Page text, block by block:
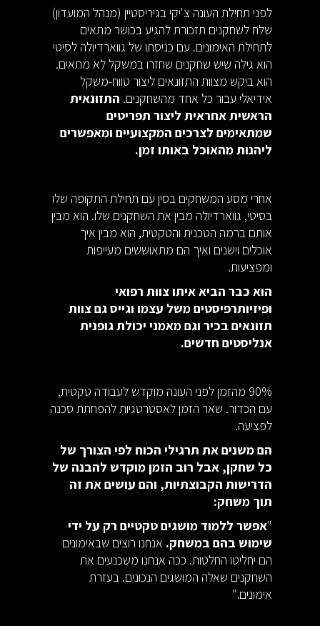
לפני תחילת העונה צ'יקי בגיריסטיין (מנהל המועדון)
שלח לשחקנים תזכורת להגיע בכושר מתאים
לתחילת האימונים. עם כניסתו של גווארדיולה לסיטי
הוא גילה שיש שחקנים שחזרו במשקל לא מתאים.
הוא ביקש מצוות התזונאים ליצור טווח-משקל
אידיאלי עבור כל אחד מהשחקנים. התזונאית
הראשית אחראית ליצור תפריטים
שמתאימים לצרכים המקצועיים ומאפשרים
ליהנות מהאוכל באותו זמן.
אחרי מסע המשחקים בסין עם תחילת התקופה שלו
בסיטי, גווארדיולה מבין את השחקנים שלו. הוא מבין
אותם ברמה הטכנית והטקטית, הוא מבין איך
אוכלים וישנים ואיך הם מתאוששים מעייפות
ומפציעות.
הוא כבר הביא איתו צוות רפואי
ופיזיותרפיסטים משל עצמו וגייס גם צוות
תזונאים בכיר וגם מאמני יכולת גופנית
אנליסטים חדשים.
90% מהזמן לפני העונה מוקדש לעבודה טקטית,
עם הכדור. שאר הזמן לאסטרטגיות להפחתת סכנה
לפציעה.
הם משנים את תרגילי הכוח לפי הצורך של
כל שחקן, אבל רוב הזמן מוקדש להבנה של
הדרישות הקבוצתיות, והם עושים את זה
תוך משחק:
"אפשר ללמוד מושגים טקטיים רק על ידי
שימוש בהם במשחק. אנחנו רוצים שבאימונים
הם יחליטו החלטות. ככה אנחנו משכנעים את
השחקנים שאלה המושגים הנכונים. בעזרת
אימונים."